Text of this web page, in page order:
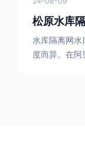
松原水库
水库隔离网水
度而异。在